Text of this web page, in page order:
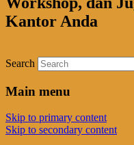
Kantor Anda
Search
Main menu
Skip to primary content
Skip to secondary content